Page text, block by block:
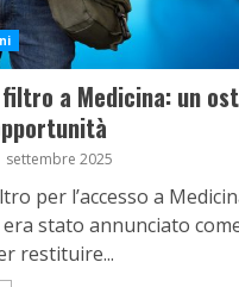
a Medicina: un
settembre 2025
per l’accesso a
stato annunciato
restituire...